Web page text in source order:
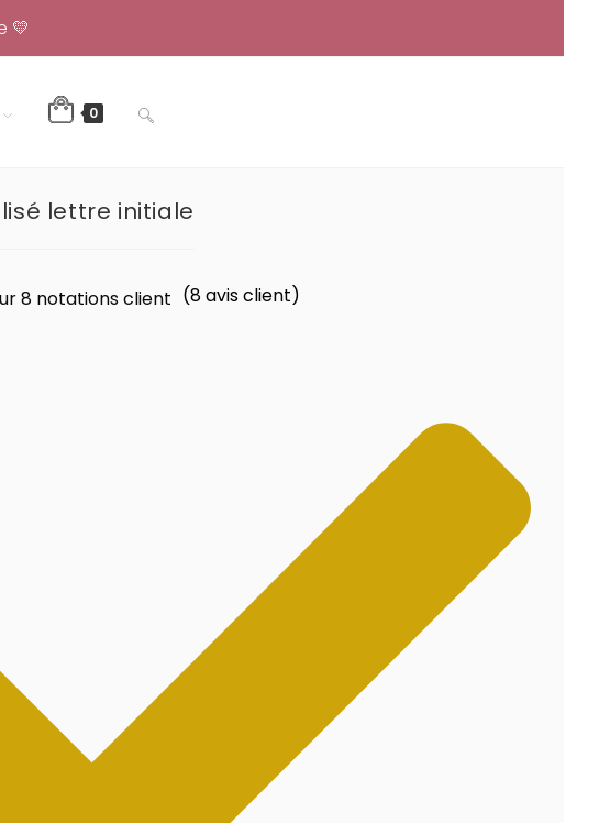
💛
0 Toggle
website
lettre initiale
8 notations client (8avis client)